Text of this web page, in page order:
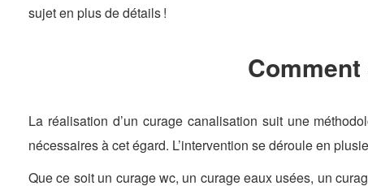
sujet en plus de détails !
La réalisation d’un curage canalisation suit une
nécessaires à cet égard. L’intervention se déroule en
Que ce soit un curage wc, un curage eaux usées, un